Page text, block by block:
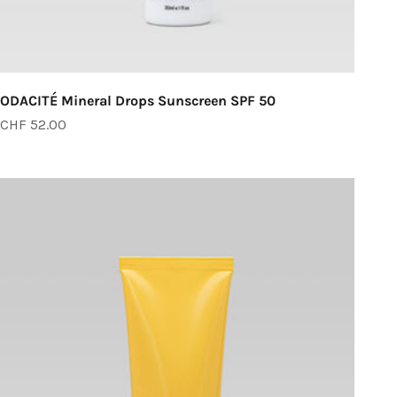
ODACITÉ Mineral Drops Sunscreen SPF 50
Angebot
CHF 52.00